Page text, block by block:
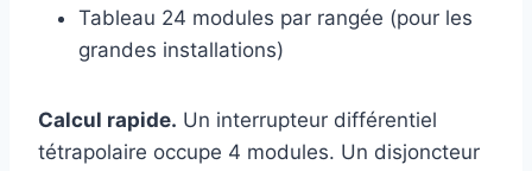
Tableau 24 modules par rangée (pour les
grandes installations)
Calcul rapide. Un interrupteur différentiel
tétrapolaire occupe 4 modules. Un disjoncteur